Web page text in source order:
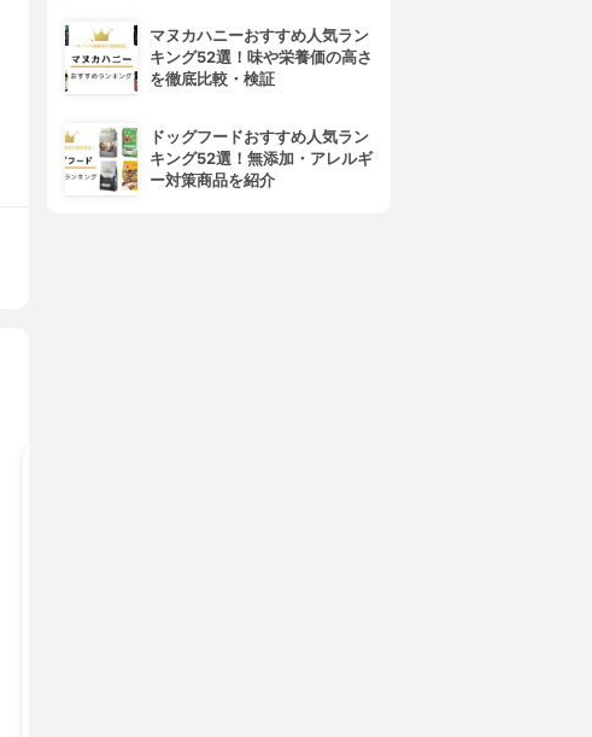
マヌカハニーおすすめ人気ラン
キング52選！味や栄養価の高さ
を徹底比較・検証
ドッグフードおすすめ人気ラン
キング52選！無添加・アレルギ
ー対策商品を紹介